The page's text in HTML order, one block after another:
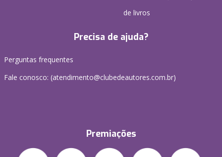
de livros
Precisa de ajuda?
Perguntas frequentes
Fale conosco: (atendimento@clubedeautores.com.br)
Premiações